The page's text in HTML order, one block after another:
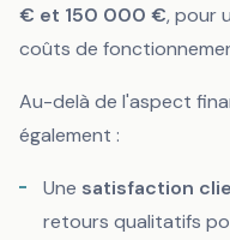
€ et 150 000 €, pour
coûts de
Au-delà de l'aspect
également :
Une satisfaction
retours qualitatifs